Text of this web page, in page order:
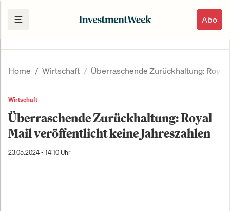
Abo
Home Wirtschaft Überraschende Zurückhaltung:
Wirtschaft
Überraschende Zurückhaltung: Royal
Mail veröffentlicht keine Jahreszahlen
23.05.2024 - 14:10 Uhr